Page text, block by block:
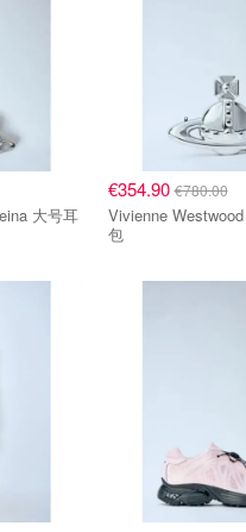
€354.90€780.00
Vivienne Westwood 3D Orb 手拿
包